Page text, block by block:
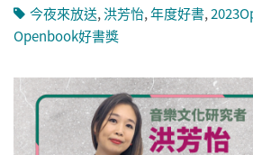
今夜來放送,洪芳怡,年度好書,
Openbook好書獎